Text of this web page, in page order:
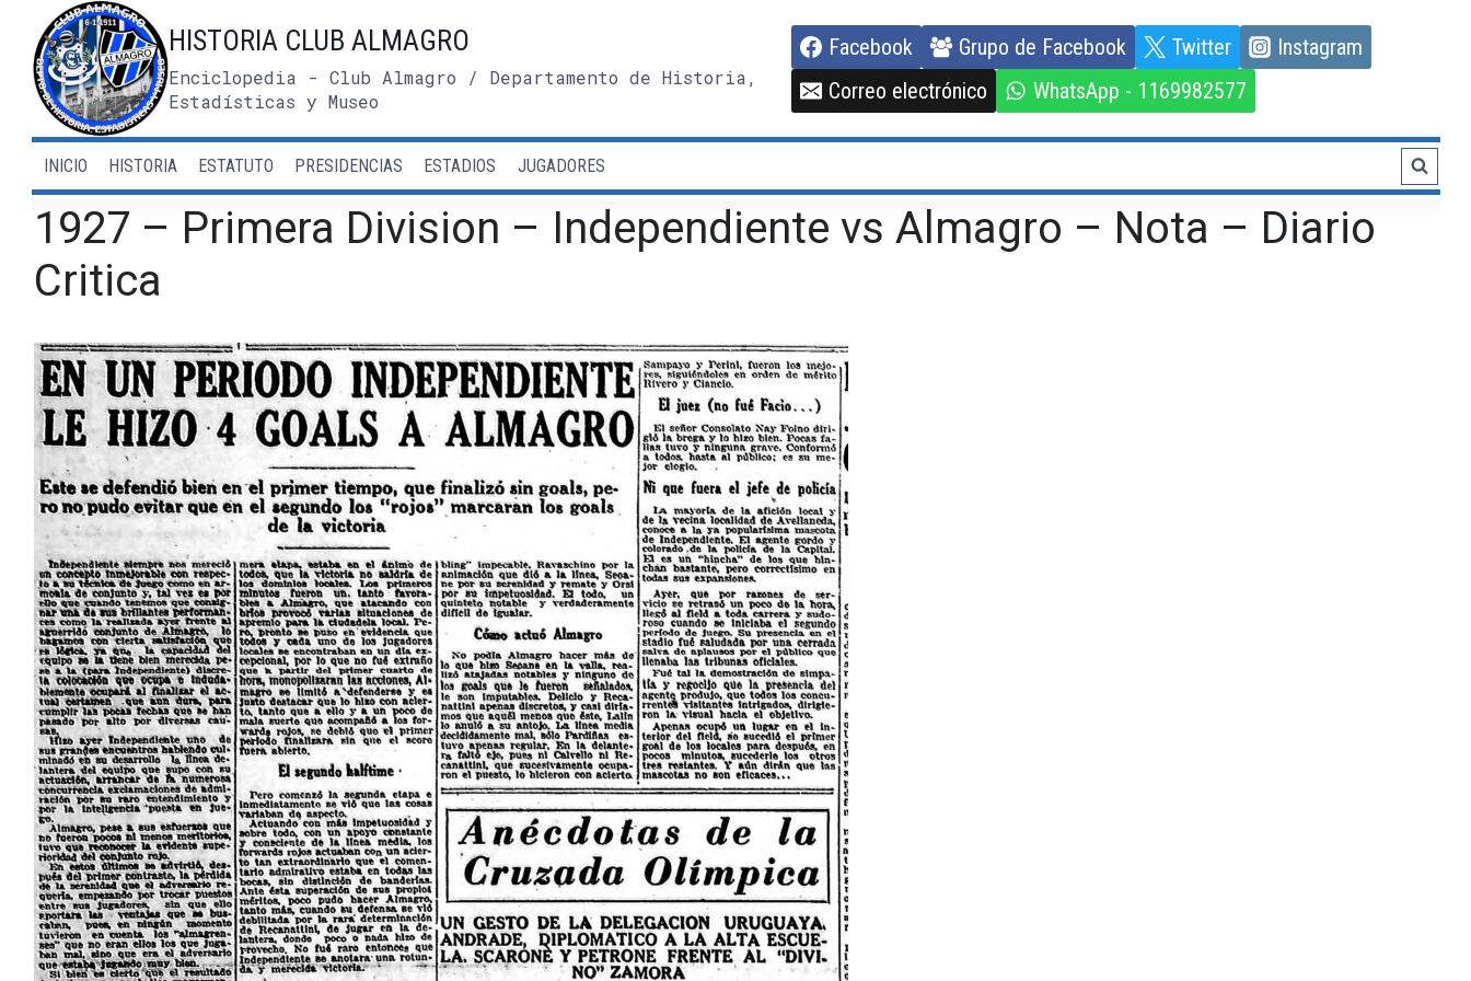
contenido
HISTORIA CLUB ALMAGRO
Enciclopedia - Club Almagro / Departamento de Historia,
Estadísticas y Museo
Facebook Grupo de Facebook Twitter
Instagram
Correo electrónico
WhatsApp - 1169982577
INICIO HISTORIA ESTATUTO PRESIDENCIAS ESTADIOS JUGADORES
1927 – Primera Division – Independiente vs Almagro – Nota – Diario
Critica